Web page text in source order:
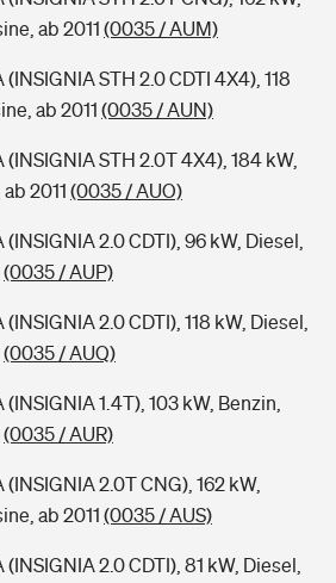
ab 2011 (0035 / AUM)
STH 2.0 CDTI 4X4), 118
ab 2011 (0035 / AUN)
STH 2.0T 4X4), 184 kW,
2011 (0035 / AUO)
2.0 CDTI), 96 kW, Diesel,
(0035 / AUP)
2.0 CDTI), 118 kW, Diesel,
(0035 / AUQ)
1.4T), 103 kW, Benzin,
(0035 / AUR)
2.0T CNG), 162 kW,
ab 2011 (0035 / AUS)
2.0 CDTI), 81 kW, Diesel,